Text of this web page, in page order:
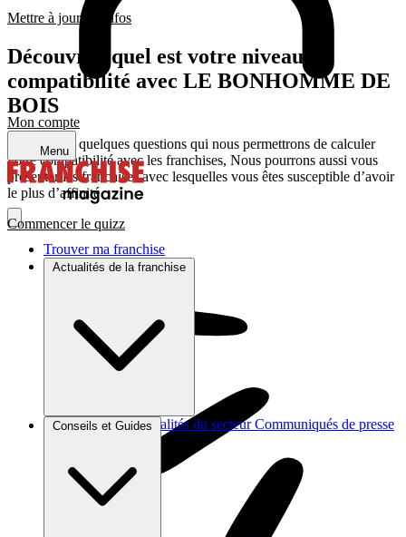
Mon compte
Menu
Trouver ma franchise
Actualités de la franchise
Brèves et actus Actualités du secteur Communiqués de presse
Conseils et Guides
Mettre à jour les infos
Découvrez quel est votre niveau de
compatibilité avec LE BONHOMME DE
BOIS
Répondez a quelques questions qui nous permettrons de calculer
votre compatibilité avec les franchises, Nous pourrons aussi vous
présenter les franchises avec lesquelles vous êtes susceptible d’avoir
le plus d’affinité
Commencer le quizz